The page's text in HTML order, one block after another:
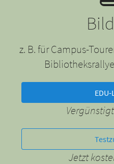
z. B. für Campus-
Jetzt